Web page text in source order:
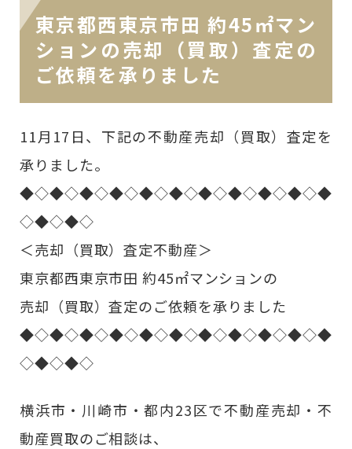
東京都西東京市田 約45㎡マン
ションの売却（買取）査定の
ご依頼を承りました
11月17日、下記の不動産売却（買取）査定を
承りました。
◆◇◆◇◆◇◆◇◆◇◆◇◆◇◆◇◆◇◆◇◆
◇◆◇◆◇
＜売却（買取）査定不動産＞
東京都西東京市田 約45㎡マンションの
売却（買取）査定のご依頼を承りました
◆◇◆◇◆◇◆◇◆◇◆◇◆◇◆◇◆◇◆◇◆
◇◆◇◆◇
横浜市・川崎市・都内23区で不動産売却・不
動産買取のご相談は、